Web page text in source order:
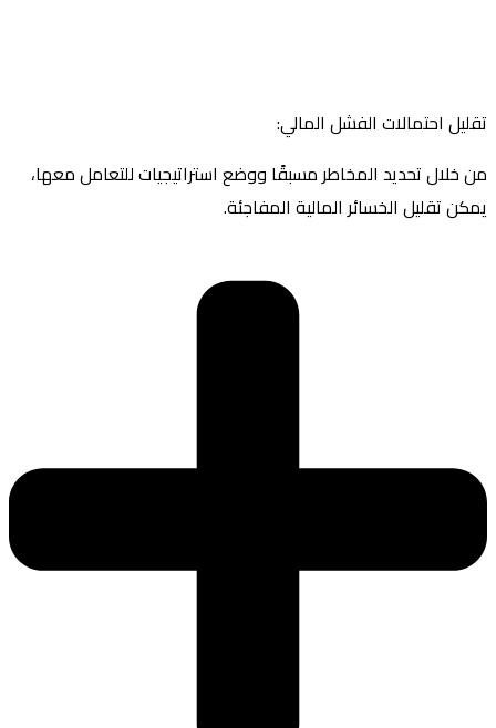
تقليل احتمالات الفشل المالي:
من خلال تحديد المخاطر مسبقًا ووضع استراتيجيات للتعامل معها،
يمكن تقليل الخسائر المالية المفاجئة.